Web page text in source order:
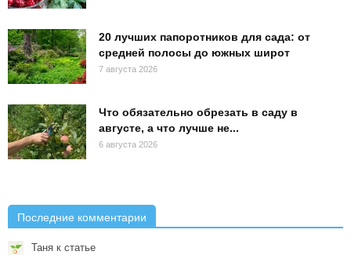
20 лучших папоротников для сада: от
средней полосы до южных широт
7 августа 2026
Что обязательно обрезать в саду в
августе, а что лучше не...
6 августа 2026
Последние комментарии
Таня к статье